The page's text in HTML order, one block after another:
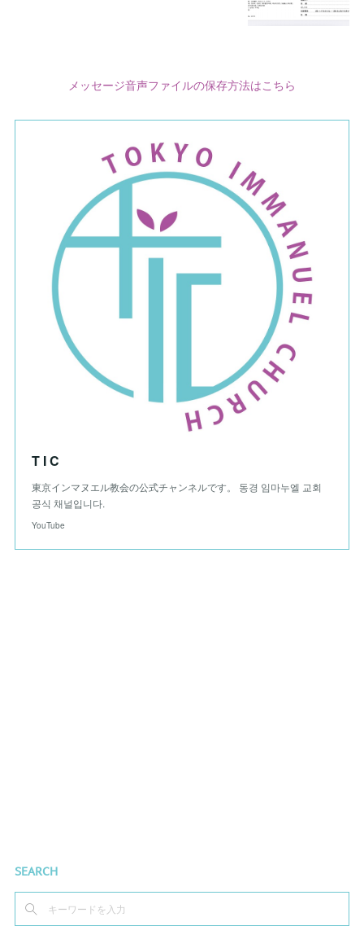
メッセージ音声ファイルの保存方法はこちら
T I C
東京インマヌエル教会の公式チャンネルです。 동경 임마누엘 교회
공식 채널입니다.
YouTube
SEARCH